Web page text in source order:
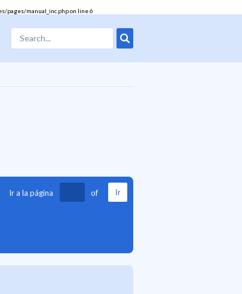
pages/manual_inc.phpon line6
Ir a la página of Ir